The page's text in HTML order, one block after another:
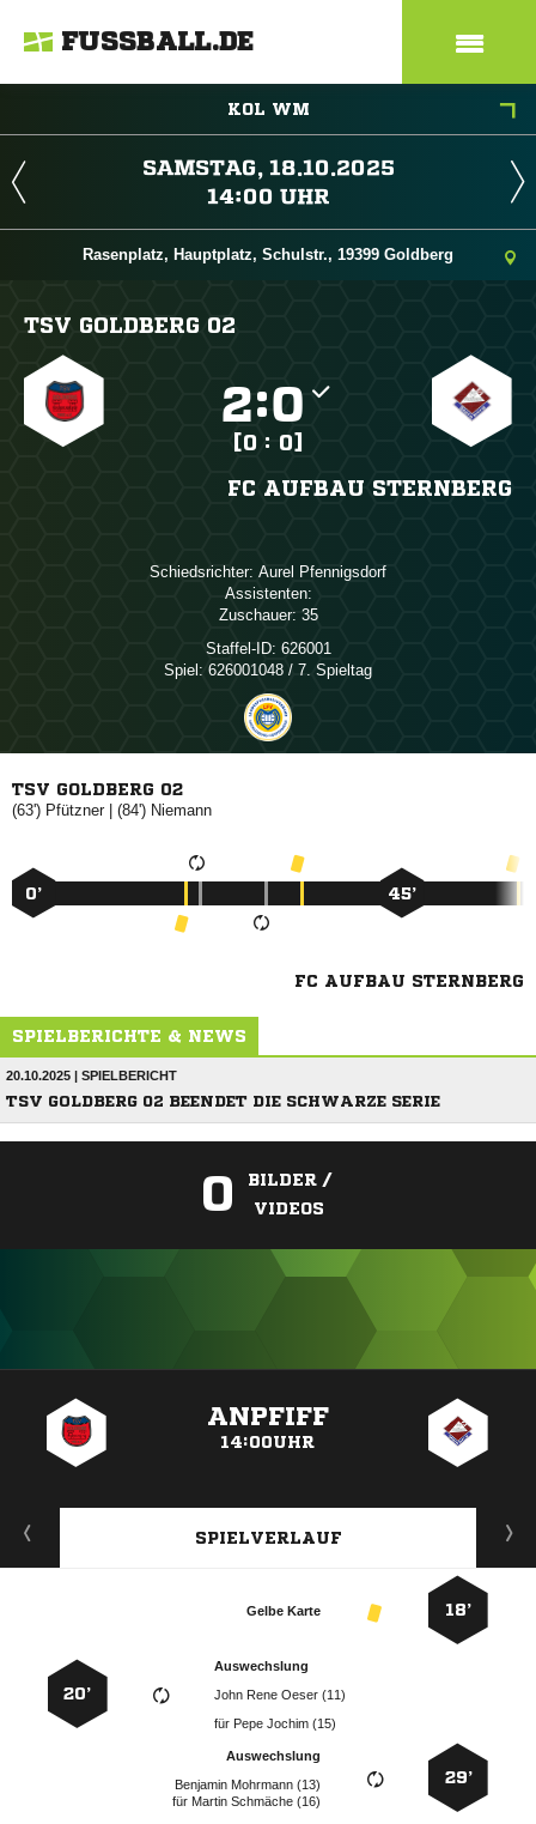
FUSSBALL.DE
KOL WM
 
 
Rasenplatz, Hauptplatz, Schulstr., 19399 Goldberg
TSV GOLDBERG 02
:
[0 : 0]
FC AUFBAU STERNBERG
Schiedsrichter:  
Assistenten:
Zuschauer: 35
Staffel-ID: 626001
Spiel: 626001048 / 7. Spieltag
TSV GOLDBERG 02
(63') | (84') 
0’ 45’
FC AUFBAU STERNBERG
SPIELBERICHTE & NEWS
20.10.2025 | SPIELBERICHT
TSV GOLDBERG 02 BEENDET DIE SCHWARZE SERIE
0
BILDER /
VIDEOS
ANPFIFF
14:00UHR
SPIELVERLAUF
18’
Gelbe Karte
Auswechslung
   
für   
20’
29’
Auswechslung
  
für   